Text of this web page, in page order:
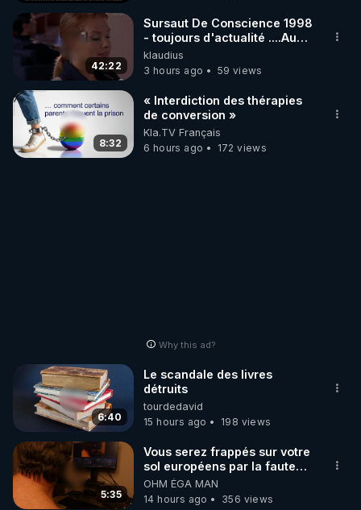
42:22
Sursaut De Conscience 1998
- toujours d'actualité ....Au
Dela Du Réel
klaudius
3 hours ago
59 views
8:32
« Interdiction des thérapies
de conversion »
Kla.TV Français
6 hours ago
172 views
Why this ad?
6:40
Le scandale des livres
détruits
tourdedavid
15 hours ago
198 views
5:35
Vous serez frappés sur votre
sol européens par la faute
des dirigeants qui s'en
mettent dans le nez
OHM ÉGA MAN
14 hours ago
356 views